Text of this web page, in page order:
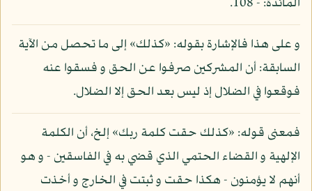
المائدة: - 108.
و على هذا فالإشارة بقوله: «كذلك» إلى ما تحصل من الآية
السابقة: أن المشركين صرفوا عن الحق و فسقوا عنه
فوقعوا في الضلال إذ ليس بعد الحق إلا الضلال.
فمعنى قوله: «كذلك حقت كلمة ربك» إلخ، أن الكلمة
الإلهية و القضاء الحتمي الذي قضي به في الفاسقين - و هو
أنهم لا يؤمنون - هكذا حقت و ثبتت في الخارج و أخذت